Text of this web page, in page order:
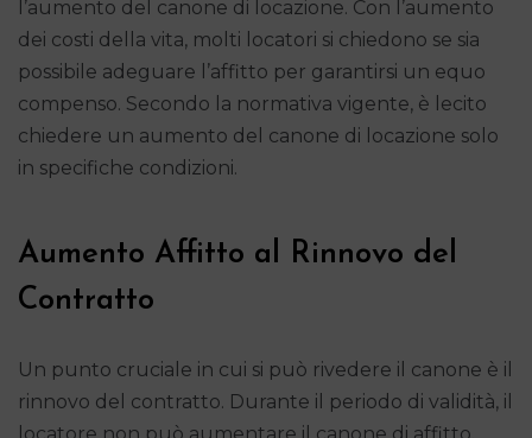
l’aumento del canone di locazione. Con l’aumento
dei costi della vita, molti locatori si chiedono se sia
possibile adeguare l’affitto per garantirsi un equo
compenso. Secondo la normativa vigente, è lecito
chiedere un aumento del canone di locazione solo
in specifiche condizioni.
Aumento Affitto al Rinnovo del
Contratto
Un punto cruciale in cui si può rivedere il canone è il
rinnovo del contratto. Durante il periodo di validità, il
locatore non può aumentare il canone di affitto.